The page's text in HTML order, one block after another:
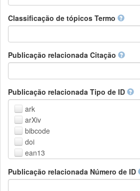
Direito
Ciências matemáticas
Medicina, Saúde e Ciências da Vida
Ciências Sociais
Outros
Classificação de tópicos Termo
Publicação relacionada Citação
Publicação relacionada Tipo de ID
ark
arXiv
bibcode
doi
ean13
handle
Publicação relacionada Número de ID